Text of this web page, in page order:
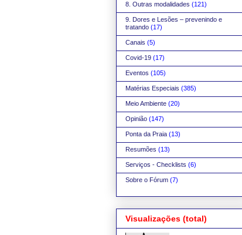
8. Outras modalidades (121)
9. Dores e Lesões – prevenindo e
tratando (17)
Canais (5)
Covid-19 (17)
Eventos (105)
Matérias Especiais (385)
Meio Ambiente (20)
Opinião (147)
Ponta da Praia (13)
Resumões (13)
Serviços - Checklists (6)
Sobre o Fórum (7)
Visualizações (total)